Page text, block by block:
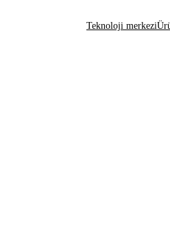
Teknoloji merkezi